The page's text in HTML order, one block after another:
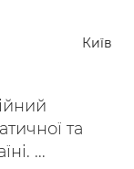
Київ
та
...